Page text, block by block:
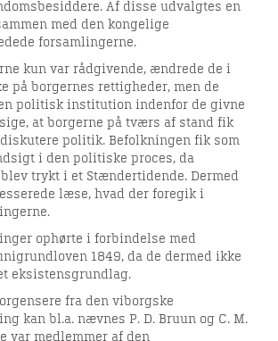
Af disse udvalgtes en
med den kongelige
forsamlingerne.
kun var rådgivende, ændrede de i
på borgernes rettigheder, men de
politisk institution indenfor de givne
at borgerne på tværs af stand fik
politik. Befolkningen fik som
i den politiske proces, da
trykt i et Stændertidende. Dermed
læse, hvad der foregik i
ophørte i forbindelse med
1849, da de dermed ikke
eksistensgrundlag.
fra den viborgske
kan bl.a. nævnes P. D. Bruun og C. M.
var medlemmer af den